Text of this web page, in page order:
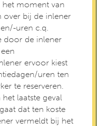
het moment van
over bij de inlener
uren c.q.
door de inlener
ervoor kiest
uren ten
te reserveren.
laatste geval
dat ten koste
vermeldt bij het